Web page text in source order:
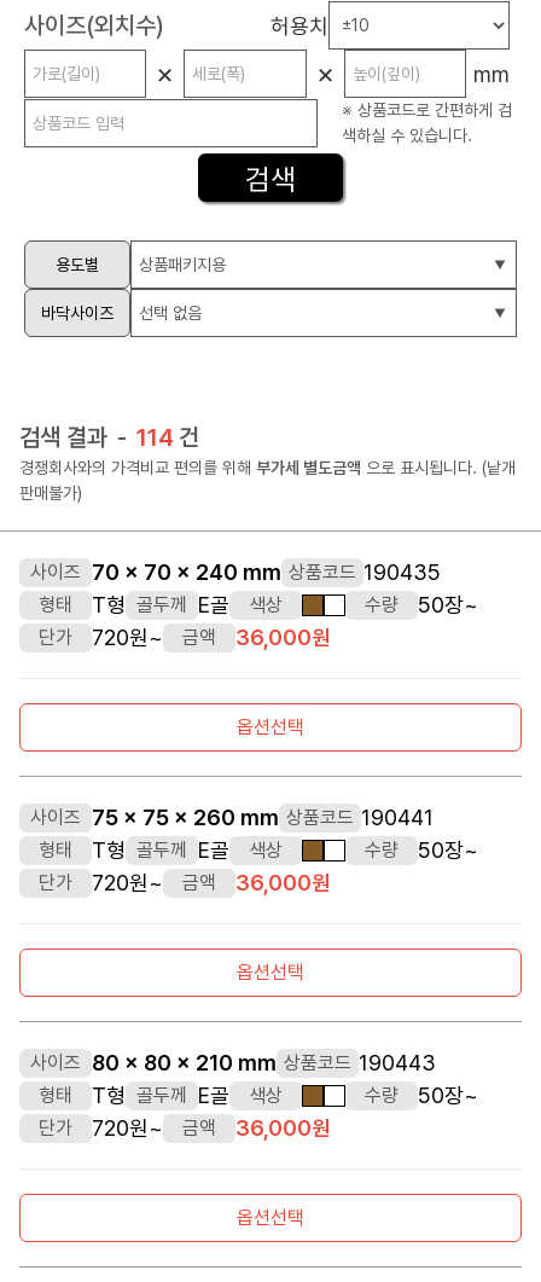
사이즈(외치수)
× × mm
허용치
※ 상품코드로 간편하게 검
색하실 수 있습니다.
용도별
바닥사이즈
검색 결과 114
경쟁회사와의 가격비교 편의를 위해 부가세 별도금액 으로 표시됩니다. (낱개
판매불가)
사이즈 70 x 70 x 240 mm 상품코드 190435
형태 T형 골두께 E골 색상 갈색
흰색 수량 50장~
단가 720원~ 금액 36,000원
옵션선택
사이즈 75 x 75 x 260 mm 상품코드 190441
형태 T형 골두께 E골 색상 갈색
흰색 수량 50장~
단가 720원~ 금액 36,000원
옵션선택
사이즈 80 x 80 x 210 mm 상품코드 190443
형태 T형 골두께 E골 색상 갈색
흰색 수량 50장~
단가 720원~ 금액 36,000원
옵션선택